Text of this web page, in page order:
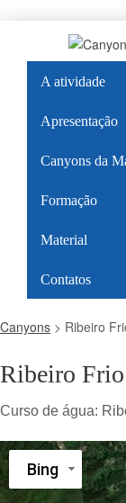
A atividade
Apresentação
Canyons da
Formação
Material
Contatos
Canyons > Ribeiro
Ribeiro
Curso de água:
Bing